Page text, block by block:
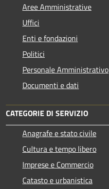
Aree Amministrative
Uffici
Enti e fondazioni
Politici
Personale Amministrativo
Documenti e dati
CATEGORIE DI SERVIZIO
Anagrafe e stato civile
Cultura e tempo libero
Imprese e Commercio
Catasto e urbanistica